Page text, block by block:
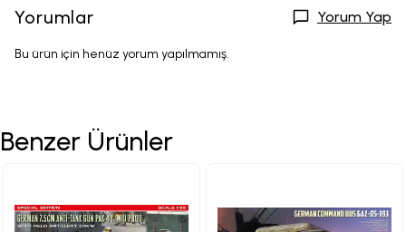
Yorumlar Yorum Yap
Bu ürün için henüz yorum yapılmamış.
Benzer Ürünler